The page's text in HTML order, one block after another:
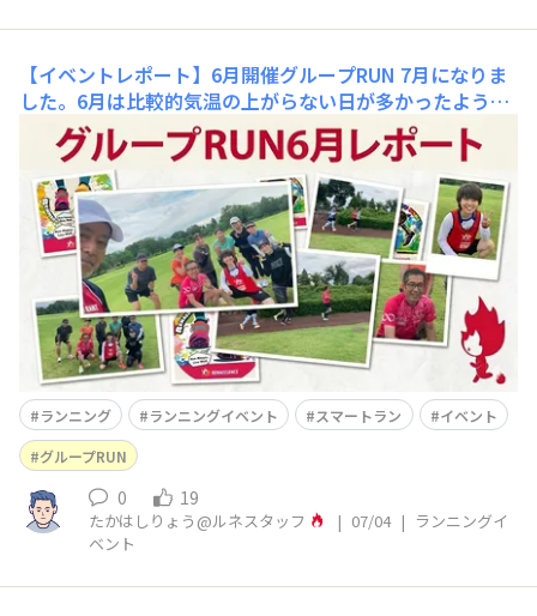
【イベントレポート】6月開催グループRUN 7月になりま
した。6月は比較的気温の上がらない日が多かったようで
すが、梅雨や台風などの影響もあり、快適にアウトドアラ
ンができる日ばかりではなかったと思います。☀️☔️引き続
き、インドアのランニングマシンもうまく活用しながら、
楽しくランニングを継続していきましょう！🏃‍♂️🏃‍♀️✨さ
て、6月の「グル
ランニング ランニングイベント スマートラン
イベント
グループRUN
0 19
たかはしりょう@ルネスタッフ | 07/04 | ランニングイ
ベント